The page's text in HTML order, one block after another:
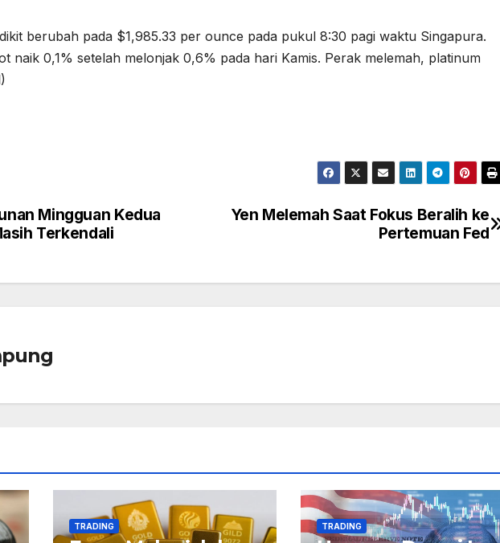
berubah pada $1,985.33 per ounce pada pukul 8:30 pagi waktu Singapura.
naik 0,1% setelah melonjak 0,6% pada hari Kamis. Perak melemah, platinum
Yen Melemah Saat Fokus Beralih ke
Pertemuan Fed
Mingguan Kedua
Terkendali
TRADING TRADING